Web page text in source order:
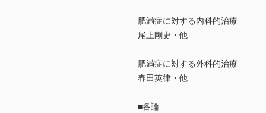
肥満症に対する内科的治療
尾上剛史・他
肥満症に対する外科的治療
春田英律・他
■各論